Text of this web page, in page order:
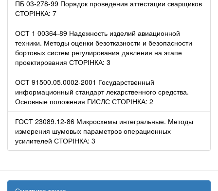
ПБ 03-278-99 Порядок проведения аттестации сварщиков
СТОРІНКА: 7
ОСТ 1 00364-89 Надежность изделий авиационной
техники. Методы оценки безотказности и безопасности
бортовых систем регулирования давления на этапе
проектирования СТОРІНКА: 3
ОСТ 91500.05.0002-2001 Государственный
информационный стандарт лекарственного средства.
Основные положения ГИСЛС СТОРІНКА: 2
ГОСТ 23089.12-86 Микросхемы интегральные. Методы
измерения шумовых параметров операционных
усилителей СТОРІНКА: 3